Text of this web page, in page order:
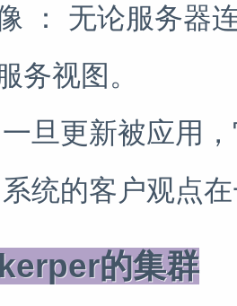
： 无论服务器
务视图。
旦更新被应用
统的客户观点
的集群